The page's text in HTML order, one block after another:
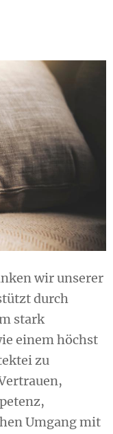
wir unserer
durch
stark
einem höchst
zu
Umgang mit